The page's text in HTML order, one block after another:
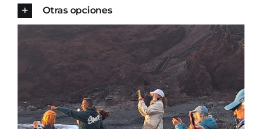
TURISMO
Otras opciones